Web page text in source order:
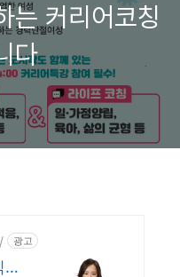
는 커리어코칭
다
광고